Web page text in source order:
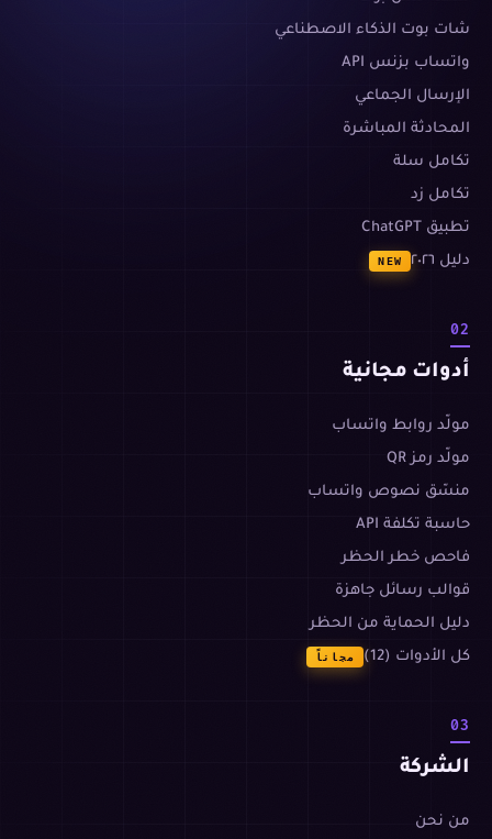
شات بوت الذكاء الاصطناعي
واتساب بزنس API
الإرسال الجماعي
المحادثة المباشرة
تكامل سلة
تكامل زد
تطبيق ChatGPT
دليل ٢٠٢٦
NEW
02
أدوات مجانية
مولّد روابط واتساب
مولّد رمز QR
منسّق نصوص واتساب
حاسبة تكلفة API
فاحص خطر الحظر
قوالب رسائل جاهزة
دليل الحماية من الحظر
كل الأدوات (12)
مجاناً
03
الشركة
من نحن